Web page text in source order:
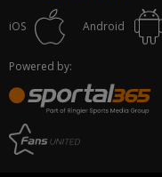
iOS Android
Powered by: